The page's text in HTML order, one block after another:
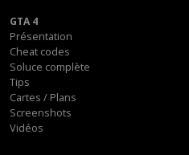
GTA 4
Présentation
Cheat codes
Soluce complète
Tips
Cartes / Plans
Screenshots
Vidéos